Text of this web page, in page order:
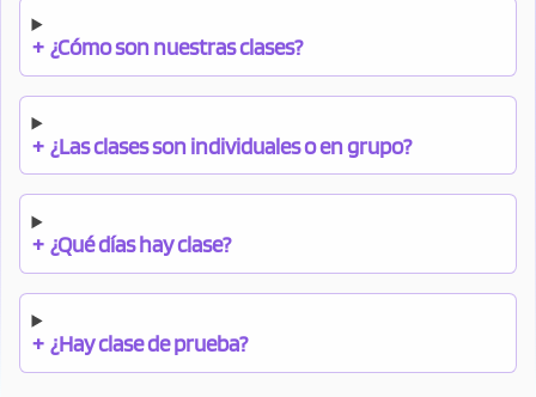
Odontología Óptica y Optometría
Podología Psicología
Relaciones Laborales
y Recursos Humanos
+ ¿Cómo son nuestras clases?
+ ¿Las clases son individuales o en grupo?
+ ¿Qué días hay clase?
+ ¿Hay clase de prueba?